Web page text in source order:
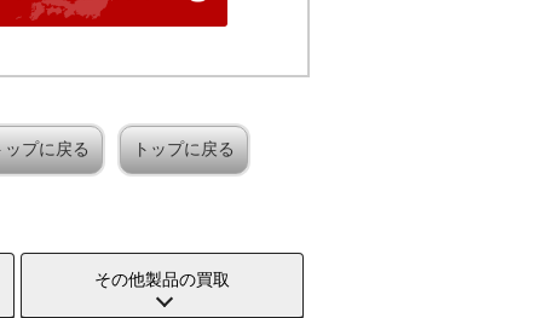
ップに戻る トップに戻る
その他製品の買取